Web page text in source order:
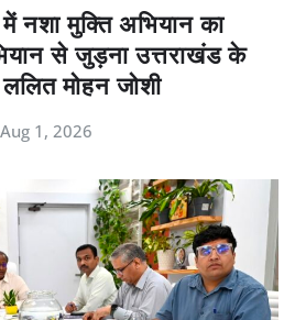
मुक्ति अभियान का
से जुड़ना उत्तराखंड के
मोहन जोशी
Aug 1, 2026